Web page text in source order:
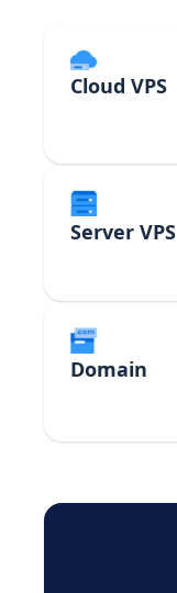
Cloud VPS
Server VPS
Domain